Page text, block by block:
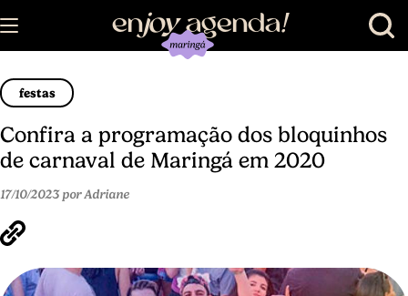
enjoy agenda!
festas
Confira a programação dos bloquinhos
de carnaval de Maringá em 2020
17/10/2023 por Adriane